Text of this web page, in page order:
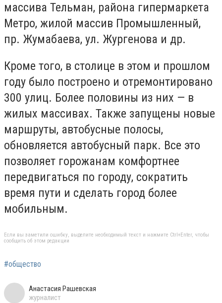
массива Тельман, района гипермаркета
Метро, жилой массив Промышленный,
пр. Жумабаева, ул. Жургенова и др.
Кроме того, в столице в этом и прошлом
году было построено и отремонтировано
300 улиц. Более половины из них — в
жилых массивах. Также запущены новые
маршруты, автобусные полосы,
обновляется автобусный парк. Все это
позволяет горожанам комфортнее
передвигаться по городу, сократить
время пути и сделать город более
мобильным.
Если вы заметили ошибку, выделите необходимый текст и нажмите Ctrl+Enter, чтобы
сообщить об этом редакции
#общество
Анастасия Рашевская
журналист